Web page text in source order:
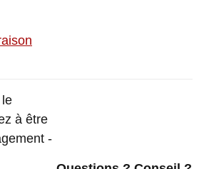
à être
-